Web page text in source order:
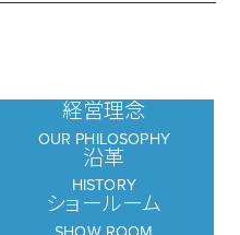
経営理念
OUR PHILOSOPHY
沿革
HISTORY
ショールーム